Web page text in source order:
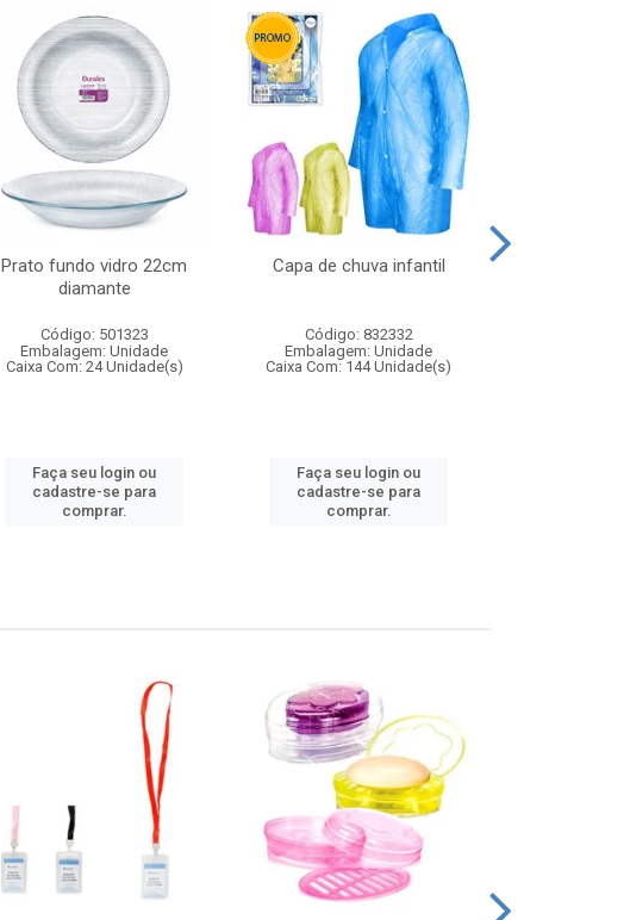
Prato fundo vidro 22cm
diamante
Código: 501323
Embalagem: Unidade
Caixa Com: 24 Unidade(s)
Faça seu login ou
cadastre-se para
comprar.
Capa de chuva infantil
Código: 832332
Embalagem: Unidade
Caixa Com: 144 Unidade(s)
Faça seu login ou
cadastre-se para
comprar.